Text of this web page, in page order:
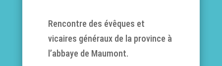
Rencontre des évêques et
vicaires généraux de la province à
l’abbaye de Maumont.